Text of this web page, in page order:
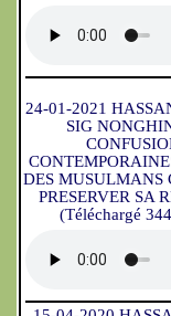
24-01-2021
SIG
DES MUSULMANS
PRESERVER SA
(Téléchargé